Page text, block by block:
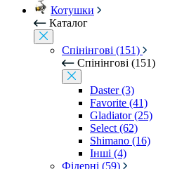
Котушки
Каталог
Спінінгові (151)
Спінінгові (151)
Daster (3)
Favorite (41)
Gladiator (25)
Select (62)
Shimano (16)
Інші (4)
Фідерні (59)